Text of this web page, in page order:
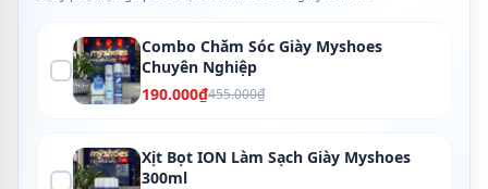
Combo Chăm Sóc Giày Myshoes
Chuyên Nghiệp
190.000₫455.000₫
Xịt Bọt ION Làm Sạch Giày Myshoes
300ml